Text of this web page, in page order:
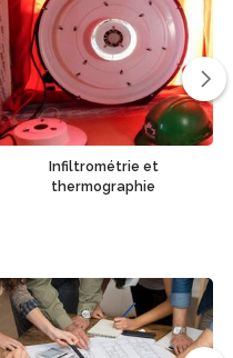
Infiltrométrie et
thermographie